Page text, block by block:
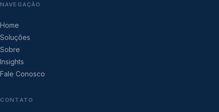
NAVEGAÇÃO
Home
Soluções
Sobre
Insights
Fale Conosco
CONTATO